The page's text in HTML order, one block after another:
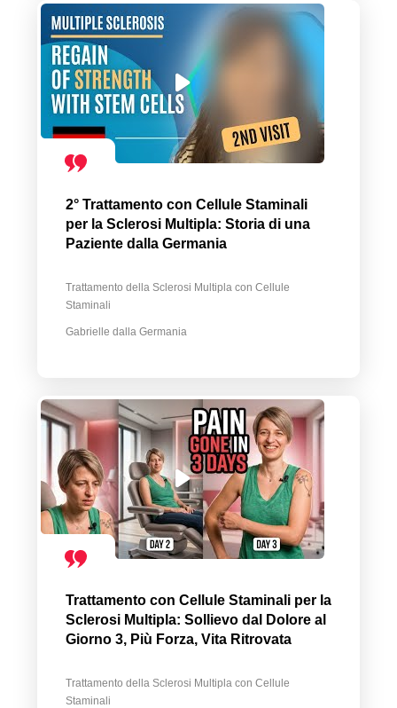
2° Trattamento con Cellule Staminali
per la Sclerosi Multipla: Storia di una
Paziente dalla Germania
Trattamento della Sclerosi Multipla con Cellule
Staminali
Gabrielle dalla Germania
Trattamento con Cellule Staminali per la
Sclerosi Multipla: Sollievo dal Dolore al
Giorno 3, Più Forza, Vita Ritrovata
Trattamento della Sclerosi Multipla con Cellule
Staminali